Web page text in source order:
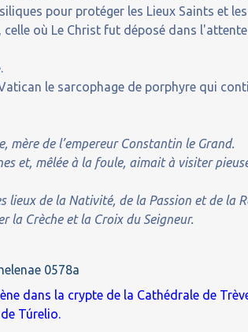
pour protéger les Lieux Saints et
où Le Christ fut déposé dans
le sarcophage de porphyre qui
mère de l’empereur Constantin le Grand.
et, mêlée à la foule, aimait à visiter
lieux de la Nativité, de la Passion et de la
la Crèche et la Croix du Seigneur.
dans la crypte de la Cathédrale de
Túrelio.